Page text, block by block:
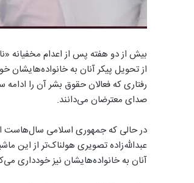
بیش از دو هفته پس از اعدام مخفیانه
از تحویل پیکر آنان به خانواده‌هایشان
رفتاری که فعالان حقوق بشر آن را
صدای معترضان می‌دانند.
در حالی که جمهوری اسلامی سال‌هاست
عبدالله‌زاده تصویری هولناک‌تر از این
آنان به خانواده‌هایشان نیز خودداری